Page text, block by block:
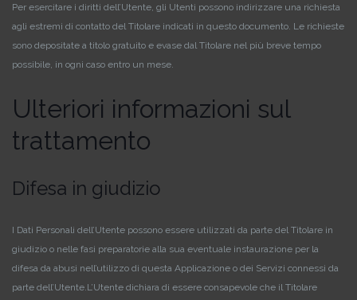
Per esercitare i diritti dell’Utente, gli Utenti possono indirizzare una richiesta
agli estremi di contatto del Titolare indicati in questo documento. Le richieste
sono depositate a titolo gratuito e evase dal Titolare nel più breve tempo
possibile, in ogni caso entro un mese.
Ulteriori informazioni sul
trattamento
Difesa in giudizio
I Dati Personali dell’Utente possono essere utilizzati da parte del Titolare in
giudizio o nelle fasi preparatorie alla sua eventuale instaurazione per la
difesa da abusi nell’utilizzo di questa Applicazione o dei Servizi connessi da
parte dell’Utente.L’Utente dichiara di essere consapevole che il Titolare